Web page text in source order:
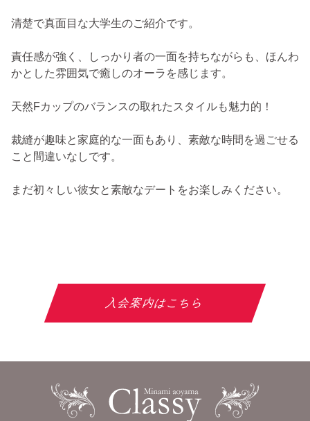
清楚で真面目な大学生のご紹介です。
責任感が強く、しっかり者の一面を持ちながらも、ほんわ
かとした雰囲気で癒しのオーラを感じます。
天然Fカップのバランスの取れたスタイルも魅力的！
裁縫が趣味と家庭的な一面もあり、素敵な時間を過ごせる
こと間違いなしです。
まだ初々しい彼女と素敵なデートをお楽しみください。
入会案内はこちら